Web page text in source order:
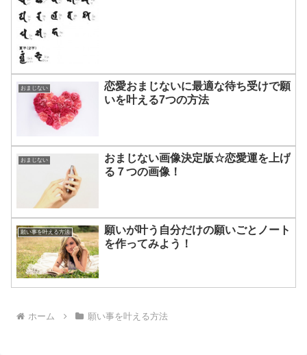
おまじない
恋愛おまじないに最適な待ち受けで願
いを叶える7つの方法
おまじない
おまじない画像決定版☆恋愛運を上げ
る７つの画像！
願い事を叶える方法
願いが叶う自分だけの願いごとノート
を作ってみよう！
ホーム 願い事を叶える方法